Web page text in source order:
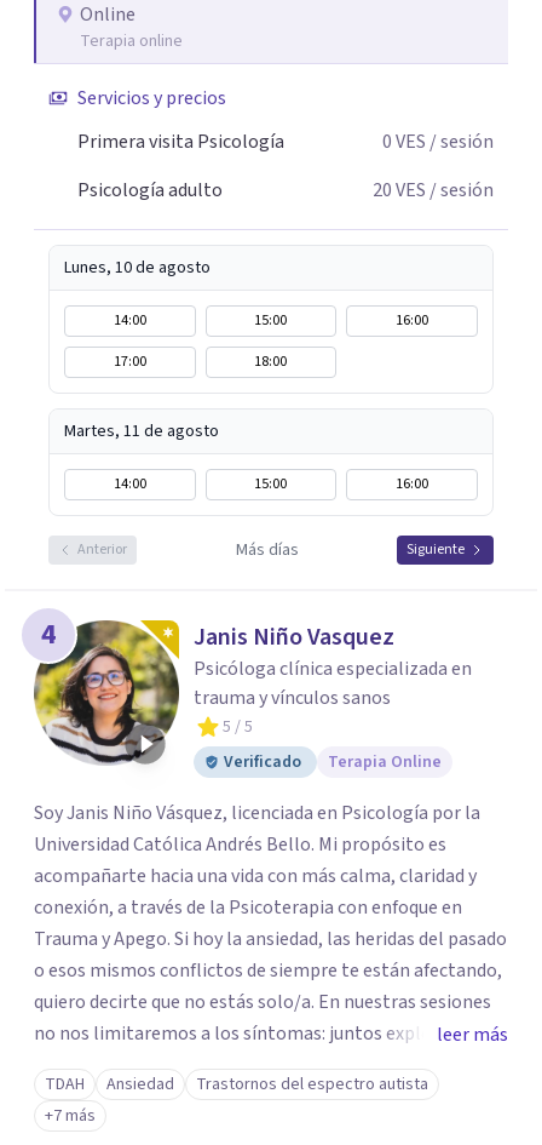
Online
Terapia online
Servicios y precios
Primera visita Psicología
0VES / sesión
Psicología adulto
20VES / sesión
Lunes, 10 de agosto
14:00 15:00
16:00
17:00
18:00
Martes, 11 de agosto
14:00 15:00 16:00
Anterior Más días Siguiente
4 Janis Niño Vasquez
Psicóloga clínica especializada en
trauma y vínculos sanos
5 / 5
Verificado
Terapia Online
Soy Janis Niño Vásquez, licenciada en Psicología por la
Universidad Católica Andrés Bello. Mi propósito es
acompañarte hacia una vida con más calma, claridad y
conexión, a través de la Psicoterapia con enfoque en
Trauma y Apego. Si hoy la ansiedad, las heridas del pasado
o esos mismos conflictos de siempre te están afectando,
quiero decirte que no estás solo/a. En nuestras sesiones
no nos limitaremos a los síntomas: juntos exploraremos
qué hay detrás de tu malestar, comprendiendo cómo tus
experiencias y vínculos han marcado tu historia. Quizás te
cuesta poner límites, confiar en los demás o repites
leer más
TDAH Ansiedad
Trastornos del espectro autista
+7 más